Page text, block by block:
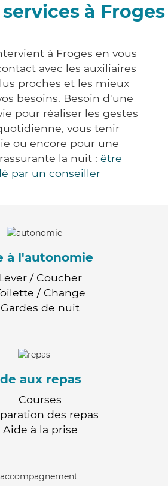
à Froges
à Froges en vous
avec les auxiliaires
proches et les mieux
besoins. Besoin d'une
pour réaliser les gestes
vous tenir
ou encore pour une
la nuit : être
par un conseiller
à l'autonomie
Lever / Coucher
/ Change
Gardes de nuit
aux repas
Courses
des repas
Aide à la prise